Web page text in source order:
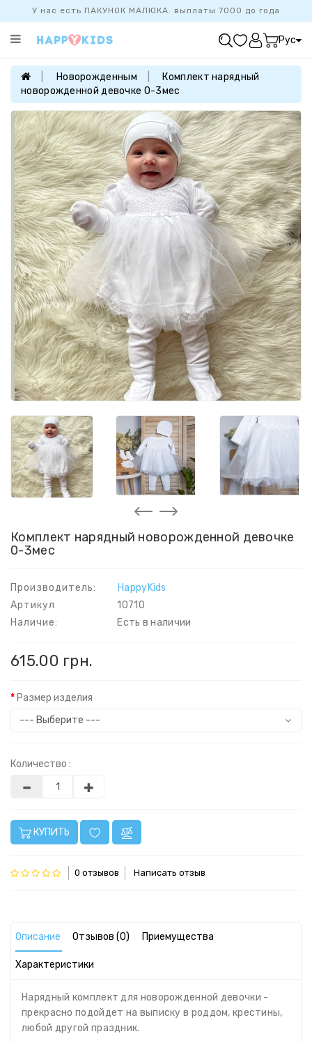
У нас есть ПАКУНОК МАЛЮКА. выплаты 7000 до года
Категории
ПРОДАЖ
БАЗОВАЯ
КОЛЛЕКЦИЯ
ДЕВОЧКАМ
МАЛЬЧИКАМ
НОВОРОЖДЕННЫМ
FAMILYLOOK
Рус
Новорожденным
Комплект нарядный
новорожденной девочке 0-3мес
Комплект нарядный новорожденной девочке
0-3мес
Производитель:
HappyKids
Артикул
10710
Наличие:
Есть в наличии
615.00 грн.
Размер изделия
Количество :
КУПИТЬ
0 отзывов Написать отзыв
Описание Отзывов (0) Приемущества
Характеристики
Нарядный комплект для новорожденной девочки -
прекрасно подойдет на выписку в роддом, крестины,
любой другой праздник.